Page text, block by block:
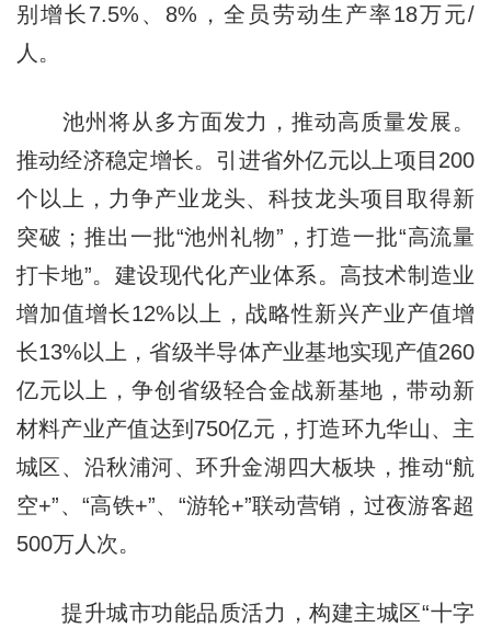
别增长7.5%、8%，全员劳动生产率18万元/
人。
池州将从多方面发力，推动高质量发展。
推动经济稳定增长。引进省外亿元以上项目200
个以上，力争产业龙头、科技龙头项目取得新
突破；推出一批“池州礼物”，打造一批“高流量
打卡地”。建设现代化产业体系。高技术制造业
增加值增长12%以上，战略性新兴产业产值增
长13%以上，省级半导体产业基地实现产值260
亿元以上，争创省级轻合金战新基地，带动新
材料产业产值达到750亿元，打造环九华山、主
城区、沿秋浦河、环升金湖四大板块，推动“航
空+”、“高铁+”、“游轮+”联动营销，过夜游客超
500万人次。
提升城市功能品质活力，构建主城区“十字